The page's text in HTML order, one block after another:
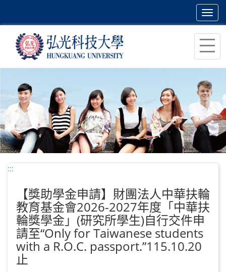
主
容
區
塊
:::
【獎助學金申請】財團法人中華扶輪
教育基金會2026-2027年度「中華扶
輪獎學金」(研究所學生)自行交件申
請至“Only for Taiwanese students
with a R.O.C. passport.”115.10.20
止